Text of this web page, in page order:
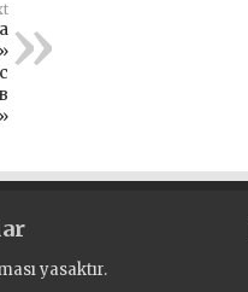
yasaktır.